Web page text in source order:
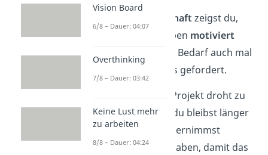
Einsatzbereitschaft zeigst du,
wenn du Aufgaben motiviert
angehst und bei Bedarf auch mal
als gefordert.
Ein Projekt droht zu
scheitern, aber du bleibst länger
im Büro oder übernimmst
zusätzliche Aufgaben, damit das
Vision Board
6/8 – Dauer: 04:07
Overthinking
7/8 – Dauer: 03:42
Keine Lust mehr
zu arbeiten
8/8 – Dauer: 04:24